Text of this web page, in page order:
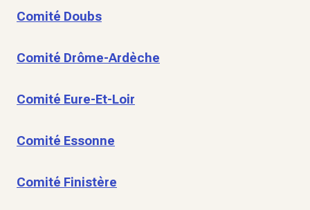
Comité Doubs
Comité Drôme-Ardèche
Comité Eure-Et-Loir
Comité Essonne
Comité Finistère